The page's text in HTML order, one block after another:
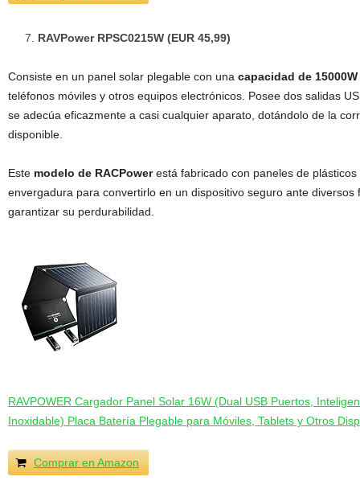
RAVPower RPSC0215W (EUR 45,99)
Consiste en un panel solar plegable con una capacidad de 15000W
teléfonos móviles y otros equipos electrónicos. Posee dos salidas
se adecúa eficazmente a casi cualquier aparato, dotándolo de la
disponible.
Este modelo de RACPowerestá fabricado con paneles de
envergadura para convertirlo en un dispositivo seguro ante diversos
garantizar su perdurabilidad.
RAVPOWER Cargador Panel Solar 16W (Dual USB Puertos,
Inoxidable) Placa Batería Plegable para Móviles, Tablets y Otros
Comprar en Amazon